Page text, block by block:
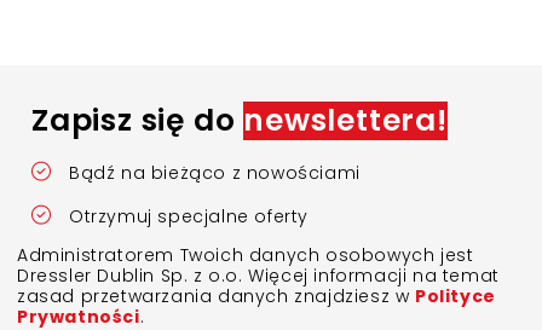
Zapisz się do newslettera!
Bądź na bieżąco z nowościami
Otrzymuj specjalne oferty
Administratorem Twoich danych osobowych jest
Dressler Dublin Sp. z o.o. Więcej informacji na temat
zasad przetwarzania danych znajdziesz w Polityce
Prywatności.